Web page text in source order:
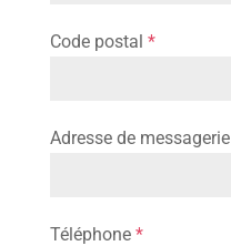
Code postal *
Adresse de messagerie
Téléphone *